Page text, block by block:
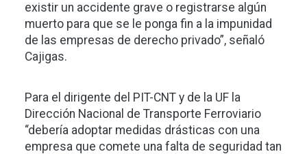
existir un accidente grave o registrarse algún
muerto para que se le ponga fin a la impunidad
de las empresas de derecho privado”, señaló
Cajigas.
Para el dirigente del PIT-CNT y de la UF la
Dirección Nacional de Transporte Ferroviario
“debería adoptar medidas drásticas con una
empresa que comete una falta de seguridad tan